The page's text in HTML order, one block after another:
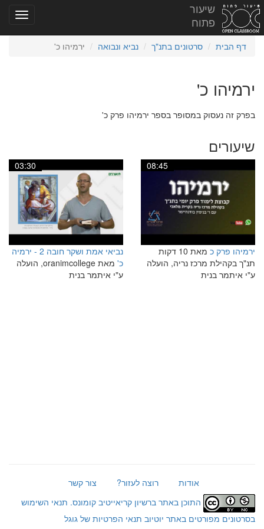
שיעור
פתוח
דף הבית סרטונים בתנ"ך נביא ונבואה ירמיהו כ'
ירמיהו כ'
בפרק זה נעסוק במסופר בספר ירמיהו פרק כ'
שיעורים
08:45
ירמיהו פרק כ
מאת 10 דקות
תנ"ך בקהילת מרכז נריה, הועלה
ע"י איתמר בנית
03:30
נביאי אמת ושקר חובה 2 - ירמיה
כ'
מאת oranimcollege, הועלה
ע"י איתמר בנית
אודות רוצה לעזור?
צור קשר
התוכן באתר ברשיון קריאייטיב קומונס. תנאי השימוש
בסרטונים מפורטים באתר יוטיוב תנאי הפרטיות של גוגל